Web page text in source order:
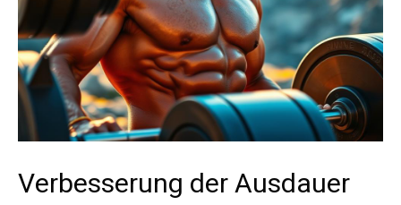
Verbesserung der Ausdauer